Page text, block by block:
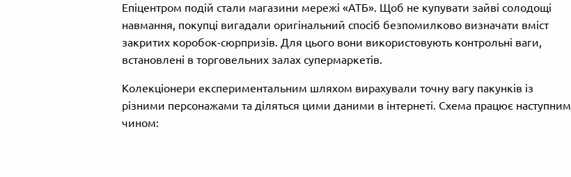
Епіцентром подій стали магазини мережі «АТБ». Щоб не купувати зайві солодощі
навмання, покупці вигадали оригінальний спосіб безпомилково визначати вміст
закритих коробок-сюрпризів. Для цього вони використовують контрольні ваги,
встановлені в торговельних залах супермаркетів.
Колекціонери експериментальним шляхом вирахували точну вагу пакунків із
різними персонажами та діляться цими даними в інтернеті. Схема працює наступним
чином: